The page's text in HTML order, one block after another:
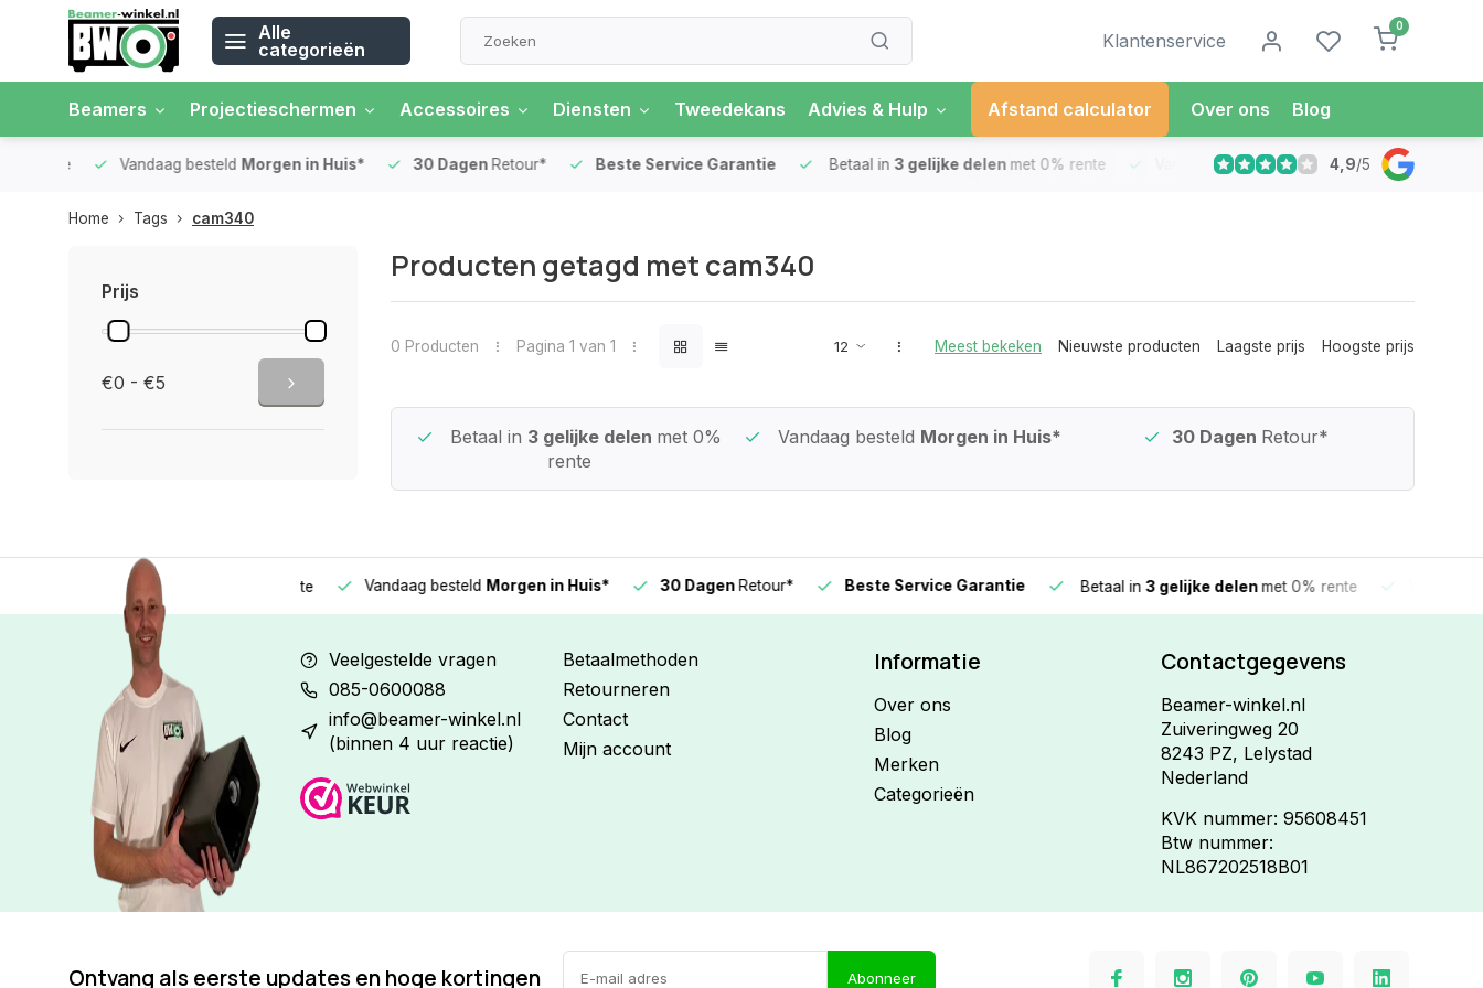
Alle
categorieën
Klantenservice
0
Beamers Projectieschermen Accessoires Diensten Tweedekans Advies & Hulp Afstand calculator Over ons Blog
Vandaag besteldMorgen in Huis* 30 DagenRetour* Beste Service Garantie Betaal in 3 gelijke delen met 0% rente Vandaag besteldMorgen in Huis*
4,9/5
Home Tags cam340
Prijs
€0 - €5
Producten getagd met cam340
0 Producten Pagina 1 van 1 Meest bekeken Nieuwste producten Laagste prijs Hoogste prijs
Beste Service Garantie Betaal in 3 gelijke delen met 0%
rente
Vandaag besteld Morgen in Huis* 30 Dagen Retour*
3 gelijke delen Vandaag besteldMorgen in Huis* 30 DagenRetour* Beste Service Garantie Betaal in3 gelijke delenmet 0% rente Vandaag
Veelgestelde vragen
085-0600088
info@beamer-winkel.nl
(binnen 4 uur reactie)
Betaalmethoden
Retourneren
Contact
Mijn account
Informatie
Over ons
Blog
Merken
Categorieën
Contactgegevens
Beamer-winkel.nl
Zuiveringweg 20
8243 PZ, Lelystad
Nederland
KVK nummer: 95608451
Btw nummer:
NL867202518B01
Ontvang als eerste updates en hoge kortingen Abonneer